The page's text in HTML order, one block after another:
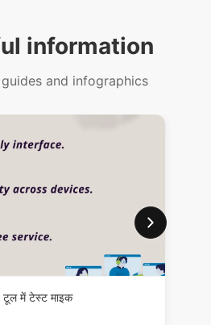
information
and infographics
टूल में टेस्ट माइक